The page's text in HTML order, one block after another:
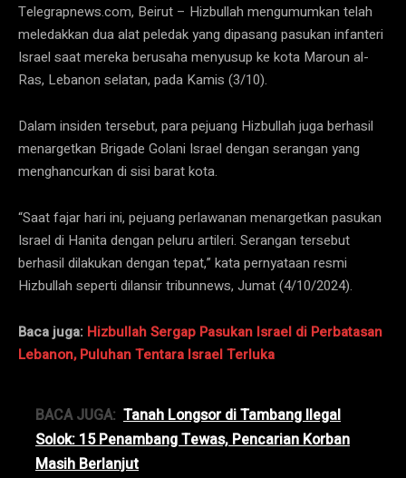
Telegrapnews.com, Beirut – Hizbullah mengumumkan telah
meledakkan dua alat peledak yang dipasang pasukan infanteri
Israel saat mereka berusaha menyusup ke kota Maroun al-
Ras, Lebanon selatan, pada Kamis (3/10).
Dalam insiden tersebut, para pejuang Hizbullah juga berhasil
menargetkan Brigade Golani Israel dengan serangan yang
menghancurkan di sisi barat kota.
“Saat fajar hari ini, pejuang perlawanan menargetkan pasukan
Israel di Hanita dengan peluru artileri. Serangan tersebut
berhasil dilakukan dengan tepat,” kata pernyataan resmi
Hizbullah seperti dilansir tribunnews, Jumat (4/10/2024).
Baca juga: Hizbullah Sergap Pasukan Israel di Perbatasan
Lebanon, Puluhan Tentara Israel Terluka
BACA JUGA: Tanah Longsor di Tambang Ilegal
Solok: 15 Penambang Tewas, Pencarian Korban
Masih Berlanjut